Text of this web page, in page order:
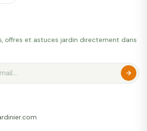
offres et astuces jardin directement dans